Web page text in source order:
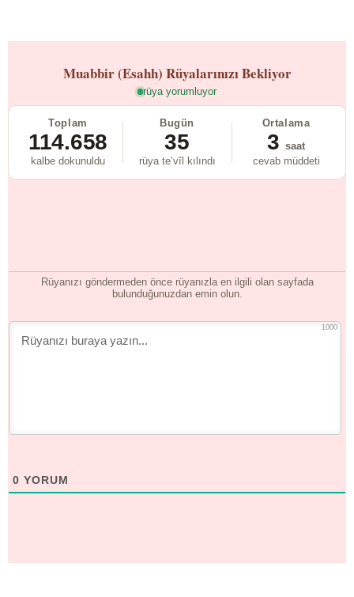
Muabbir (Esahh) Rüyalarınızı Bekliyor
rüya yorumluyor
Toplam
114.658
kalbe dokunuldu
Bugün
35
rüya te’vîl kılındı
Ortalama
3 saat
cevab müddeti
Rüyanızı göndermeden önce rüyanızla en ilgili olan sayfada
bulunduğunuzdan emin olun.
1000
0 YORUM